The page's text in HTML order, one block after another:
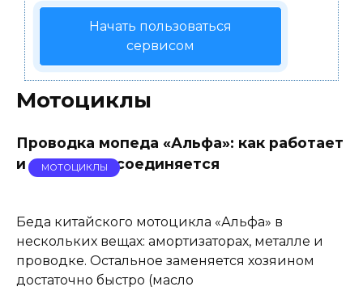
Начать пользоваться
сервисом
Мотоциклы
Проводка мопеда «Альфа»: как работает
и к чему подсоединяется
МОТОЦИКЛЫ
Беда китайского мотоцикла «Альфа» в
нескольких вещах: амортизаторах, металле и
проводке. Остальное заменяется хозяином
достаточно быстро (масло